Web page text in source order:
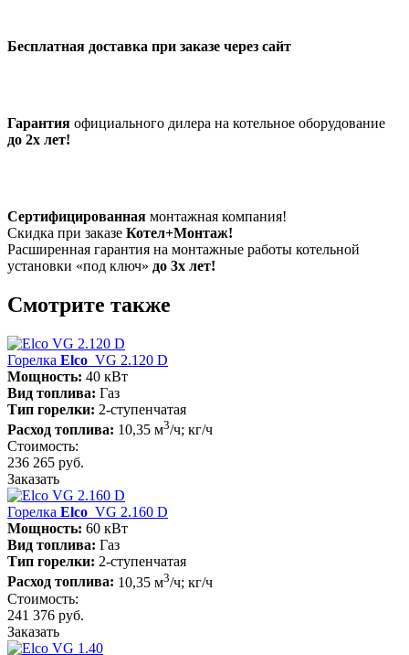
Бесплатная доставка при заказе через сайт
Гарантия официального дилера на котельное оборудование
до 2х лет!
Сертифицированная монтажная компания!
Скидка при заказе Котел+Монтаж!
Расширенная гарантия на монтажные работы котельной
установки «под ключ» до 3х лет!
Смотрите также
Горелка Elco VG 2.120 D
Мощность: 40 кВт
Вид топлива: Газ
Тип горелки: 2-ступенчатая
Расход топлива: 10,35 м3/ч; кг/ч
Стоимость:
236 265 руб.
Заказать
Горелка Elco VG 2.160 D
Мощность: 60 кВт
Вид топлива: Газ
Тип горелки: 2-ступенчатая
Расход топлива: 10,35 м3/ч; кг/ч
Стоимость:
241 376 руб.
Заказать